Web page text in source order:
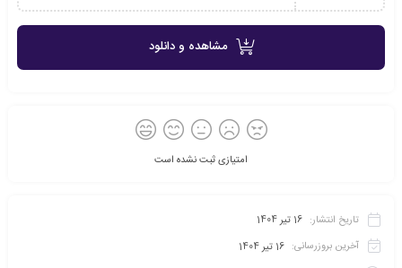
مشاهده و دانلود
امتیازی ثبت نشده است
تاریخ انتشار: 16 تیر 1404
آخرین بروزرسانی: 16 تیر 1404